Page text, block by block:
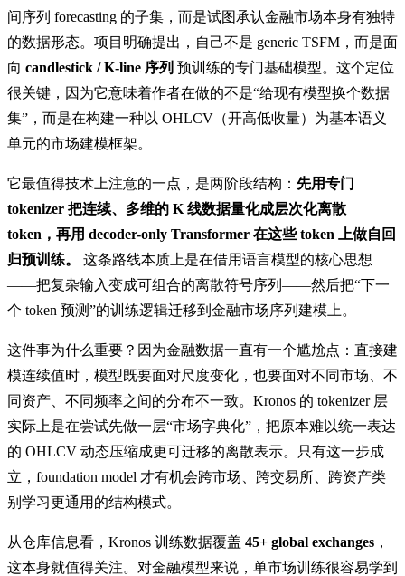
间序列 forecasting 的子集，而是试图承认金融市场本身有独特
的数据形态。项目明确提出，自己不是 generic TSFM，而是面
向 candlestick / K-line 序列 预训练的专门基础模型。这个定位
很关键，因为它意味着作者在做的不是“给现有模型换个数据
集”，而是在构建一种以 OHLCV（开高低收量）为基本语义
单元的市场建模框架。
它最值得技术上注意的一点，是两阶段结构： 先用专门
tokenizer 把连续、多维的 K 线数据量化成层次化离散
token，再用 decoder-only Transformer 在这些 token 上做自回
归预训练。
这条路线本质上是在借用语言模型的核心思想
——把复杂输入变成可组合的离散符号序列——然后把“下一
个 token 预测”的训练逻辑迁移到金融市场序列建模上。
这件事为什么重要？因为金融数据一直有一个尴尬点：直接建
模连续值时，模型既要面对尺度变化，也要面对不同市场、不
同资产、不同频率之间的分布不一致。Kronos 的 tokenizer 层
实际上是在尝试先做一层“市场字典化”，把原本难以统一表达
的 OHLCV 动态压缩成更可迁移的离散表示。只有这一步成
立，foundation model 才有机会跨市场、跨交易所、跨资产类
别学习更通用的结构模式。
从仓库信息看，Kronos 训练数据覆盖 45+ global exchanges ，
这本身就值得关注。对金融模型来说，单市场训练很容易学到